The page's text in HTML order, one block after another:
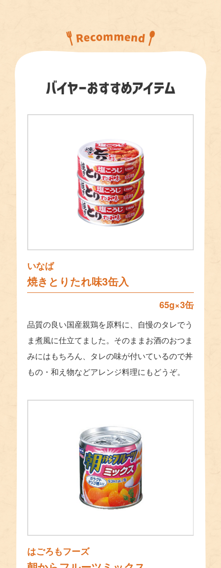
いなば
焼きとりたれ味3缶入
65g×3缶
品質の良い国産親鶏を原料に、自慢のタレでう
ま煮風に仕立てました。そのままお酒のおつま
みにはもちろん、タレの味が付いているので丼
もの・和え物などアレンジ料理にもどうぞ。
はごろもフーズ